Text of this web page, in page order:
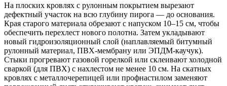
На плоских кровлях с рулонным покрытием вырезают
дефектный участок на всю глубину пирога — до основания.
Края старого материала обрезают с напуском 10–15 см, чтобы
обеспечить перехлест нового полотна. Затем укладывают
новый гидроизоляционный слой (наплавляемый битумный
рулонный материал, ПВХ-мембрану или ЭПДМ-каучук).
Стыки прогревают газовой горелкой или склеивают холодной
сваркой (для ПВХ) с нахлестом не менее 10 см. На скатных
кровлях с металлочерепицей или профнастилом заменяют